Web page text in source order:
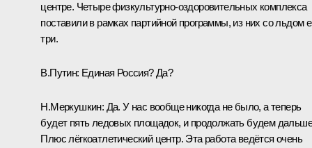
центре. Четыре физкультурно-оздоровительных комплекса
поставили в рамках партийной программы, из них со льдом
три.
В.Путин: Единая Россия? Да?
Н.Меркушкин: Да. У нас вообще никогда не было, а теперь
будет пять ледовых площадок, и продолжать будем
Плюс лёгкоатлетический центр. Эта работа ведётся очень